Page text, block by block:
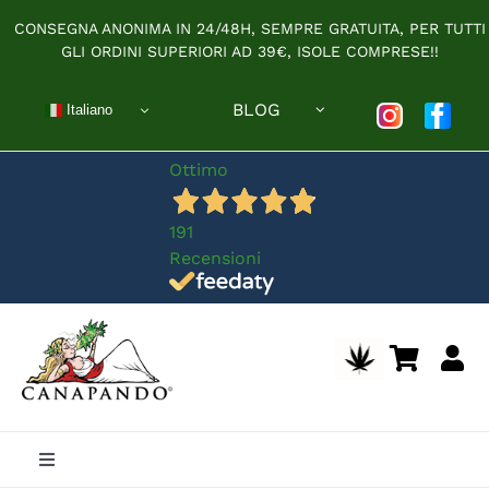
contenuto
CONSEGNA ANONIMA IN 24/48H, SEMPRE GRATUITA, PER TUTTI
GLI ORDINI SUPERIORI AD 39€, ISOLE COMPRESE!!
Italiano BLOG
Ottimo
191
Recensioni
Toggle